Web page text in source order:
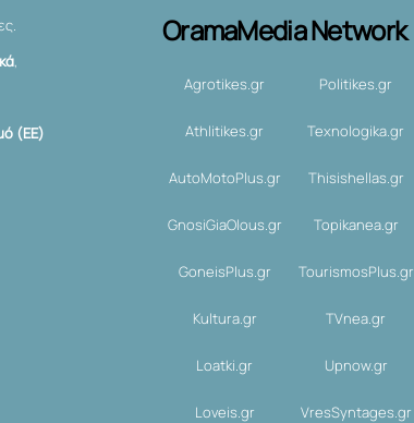
,
(ΕΕ)
OramaMedia Network
Agrotikes.gr Politikes.gr
Athlitikes.gr Texnologika.gr
AutoMotoPlus.gr Thisishellas.gr
GnosiGiaOlous.gr Topikanea.gr
GoneisPlus.gr TourismosPlus.gr
Kultura.gr TVnea.gr
Loatki.gr Upnow.gr
Loveis.gr VresSyntages.gr